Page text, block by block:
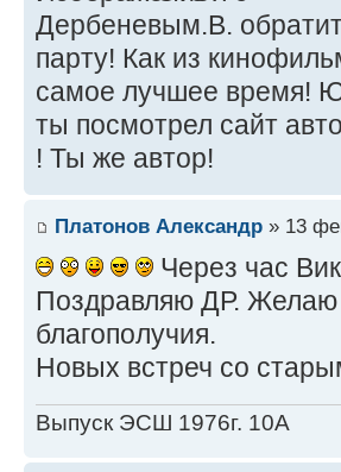
Дербеневым.В.
парту! Как из
самое лучшее время!
ты посмотрел сайт
! Ты же автор!
Платонов Александр » 13
Через час
Поздравляю ДР. Желаю
благополучия.
Новых встреч со
Выпуск ЭСШ 1976г. 10А